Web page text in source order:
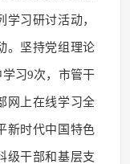
习研讨活动，
。坚持党组理论
习9次，市管干
网上在线学习全
新时代中国特色
级干部和基层支